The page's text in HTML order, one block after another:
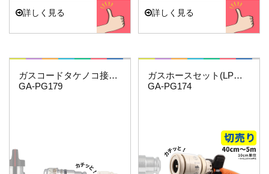
詳しく見る 詳しく見る
これエエやん
ガスコードタケノコ接続用(給気側)
GA-PG179
これエエやん
ガスホースセット(LPガス9.5ミリ用)3.5…
GA-PG174